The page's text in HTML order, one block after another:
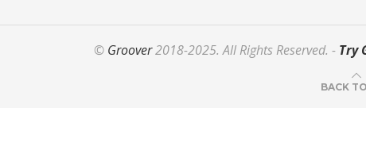
© Groover2018-2025. All Rights Reserved. - Try
BACK